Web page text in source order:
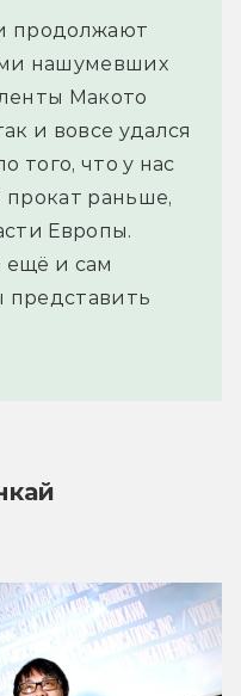
продолжают
нашумевших
Макото
и вовсе удался
того, что у нас
раньше,
Европы.
и сам
представить